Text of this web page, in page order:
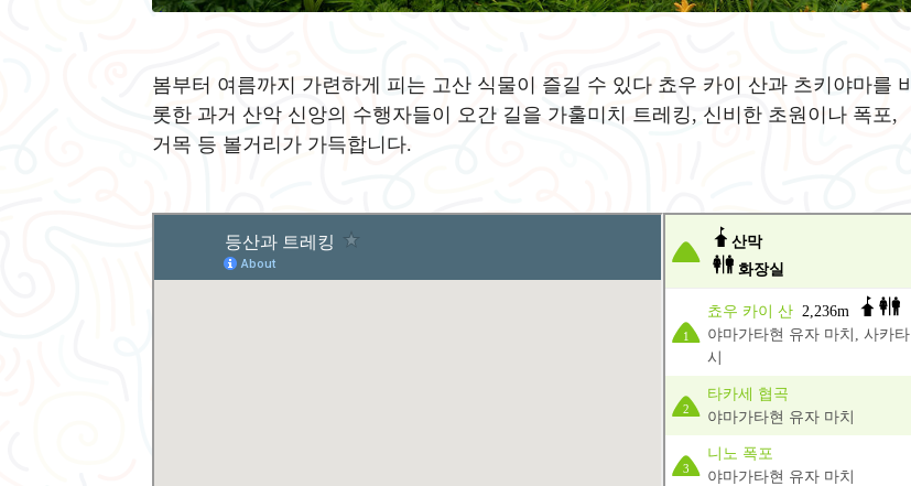
봄부터 여름까지 가련하게 피는 고산 식물이 즐길 수 있다 쵸우 카이 산과 츠키야마를 비
롯한 과거 산악 신앙의 수행자들이 오간 길을 가훌미치 트레킹, 신비한 초원이나 폭포,
거목 등 볼거리가 가득합니다.
산막
화장실
1
쵸우 카이 산 2,236m
야마가타현 유자 마치, 사카타
시
2
타카세 협곡
야마가타현 유자 마치
3
니노 폭포
야마가타현 유자 마치